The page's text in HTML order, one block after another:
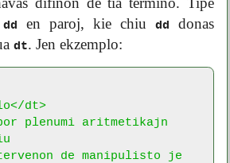
dd en paroj, kie chiu dd donas
dt. Jen ekzemplo: